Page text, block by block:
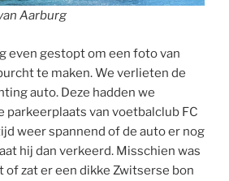
Aarburg
even gestopt om een foto van
te maken. We verlieten de
auto. Deze hadden we
parkeerplaats van voetbalclub FC
weer spannend of de auto er nog
hij dan verkeerd. Misschien was
of zat er een dikke Zwitserse bon